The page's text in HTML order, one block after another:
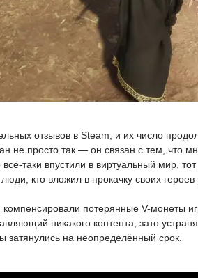
отзывов в Steam, и их число
не просто так — он связан с тем, что
таки впустили в виртуальный мир,
кто вложил в прокачку своих
компенсировали потерянные V-
никакого контента, зато
затянулись на неопределённый срок.